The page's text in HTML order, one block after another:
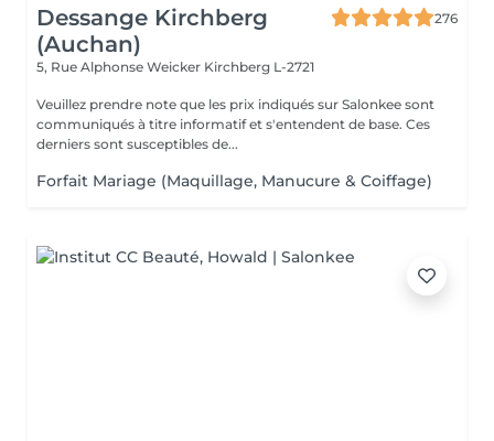
Dessange Kirchberg
(Auchan)
276
5, Rue Alphonse Weicker Kirchberg L-2721
Veuillez prendre note que les prix indiqués sur Salonkee sont
communiqués à titre informatif et s'entendent de base. Ces
derniers sont susceptibles de...
Forfait Mariage (Maquillage, Manucure & Coiffage)